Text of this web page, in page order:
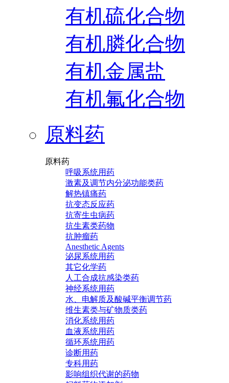
有机硫化合物
有机膦化合物
有机金属盐
有机氟化合物
原料药
原料药
呼吸系统用药
激素及调节内分泌功能类药
解热镇痛药
抗变态反应药
抗寄生虫病药
抗生素类药物
抗肿瘤药
Anesthetic Agents
泌尿系统用药
其它化学药
人工合成抗感染类药
神经系统用药
水、电解质及酸碱平衡调节药
维生素类与矿物质类药
消化系统用药
血液系统用药
循环系统用药
诊断用药
专科用药
影响组织代谢的药物